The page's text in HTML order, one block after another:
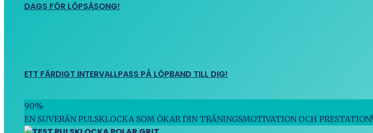
DAGS FÖR LÖPSÄSONG!
ETT FÄRDIGT INTERVALLPASS PÅ LÖPBAND TILL DIG!
90%
EN SUVERÄN PULSKLOCKA SOM ÖKAR DIN TRÄNINGSMOTIVATION OCH PRESTATION!